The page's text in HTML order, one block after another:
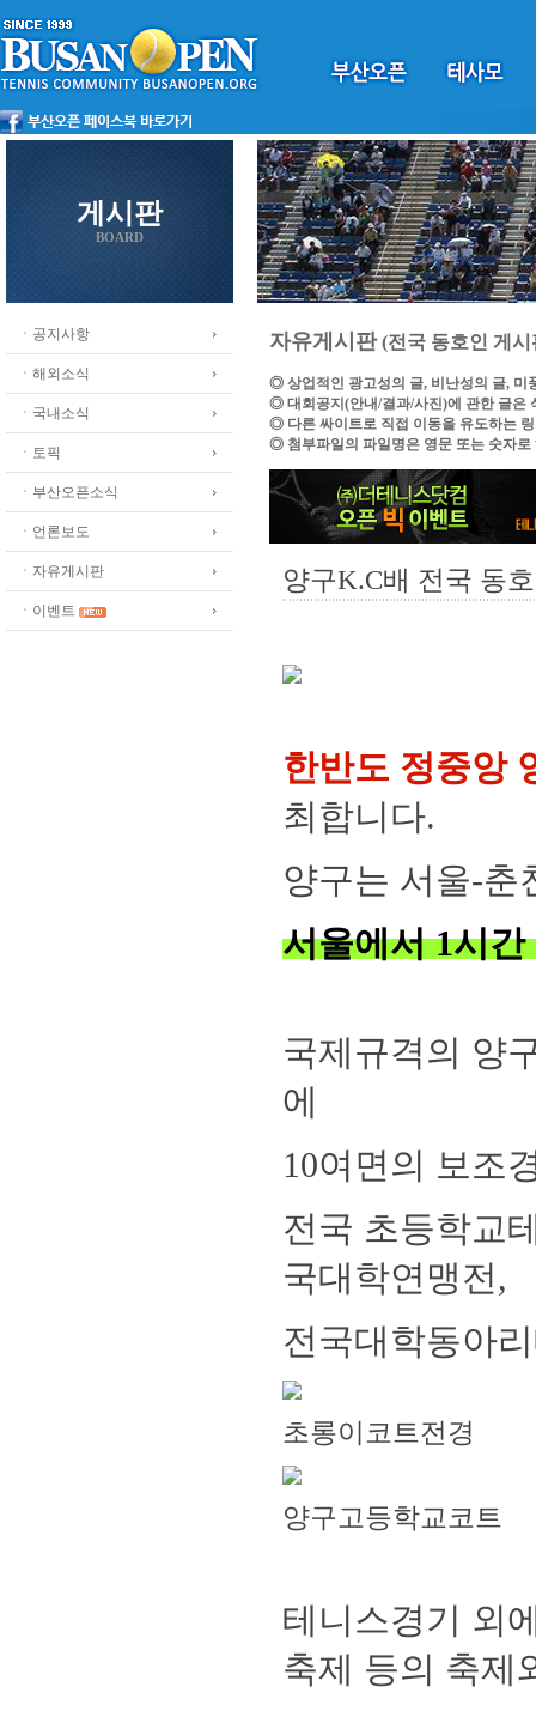
게시판
BOARD
ㆍ공지사항
ㆍ해외소식
ㆍ국내소식
ㆍ토픽
ㆍ부산오픈소식
ㆍ언론보도
ㆍ자유게시판
ㆍ이벤트
자유게시판(전국 동호인 게시
◎ 상업적인 광고성의 글, 비난성의 글, 미
◎ 대회공지(안내/결과/사진)에 관한 글은
◎ 다른 싸이트로 직접 이동을 유도하는
◎ 첨부파일의 파일명은 영문 또는 숫자로
양구K.C배 전국 동
한반도 정중앙
최합니다.
양구는 서울-춘
서울에서 1시
국제규격의 양
에
10여면의 보조
전국 초등학교
국대학연맹전,
전국대학동아
초롱이코트전경
양구고등학교코트
테니스경기 외
축제 등의 축제